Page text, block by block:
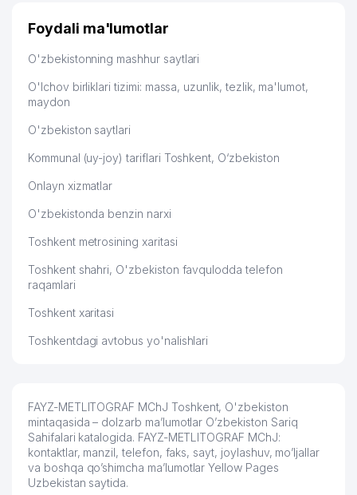
50
MADINAXON PLYUS MUBINAXON
MChJ
52 ALPSITY MChJ
O'zR DAVLAT BOJXONA QOSHIDAGI
54 ALOQA BO'LIMI № 12
TADBIRKOR
56
BISYOR XIZMAT XUSUSIY
58 ANGLESEY FOOD MChJ 718 м
59 GARANT REALTY SERVICE MChJ 720 м
60
MAKSUDOV SH.U. YAKKA
Foydali ma'lumotlar
O'zbekistonning mashhur saytlari
O'lchov birliklari tizimi: massa, uzunlik, tezlik, ma'lumot,
maydon
O'zbekiston saytlari
Kommunal (uy-joy) tariflari Toshkent, O‘zbekiston
Onlayn xizmatlar
O'zbekistonda benzin narxi
Toshkent metrosining xaritasi
Toshkent shahri, O'zbekiston favqulodda telefon
raqamlari
Toshkent xaritasi
Toshkentdagi avtobus yo'nalishlari
FAYZ-METLITOGRAF MChJ Toshkent, O'zbekiston
mintaqasida – dolzarb ma’lumotlar O’zbekiston Sariq
Sahifalari katalogida. FAYZ-METLITOGRAF MChJ:
kontaktlar, manzil, telefon, faks, sayt, joylashuv, mo’ljallar
va boshqa qo’shimcha ma’lumotlar Yellow Pages
Uzbekistan saytida.